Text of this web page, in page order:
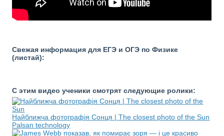
Свежая информация для ЕГЭ и ОГЭ по Физике
(листай):
С этим видео ученики смотрят следующие ролики:
Найближча фотографія Сонця | The closest photo of the Sun
Palsan technology